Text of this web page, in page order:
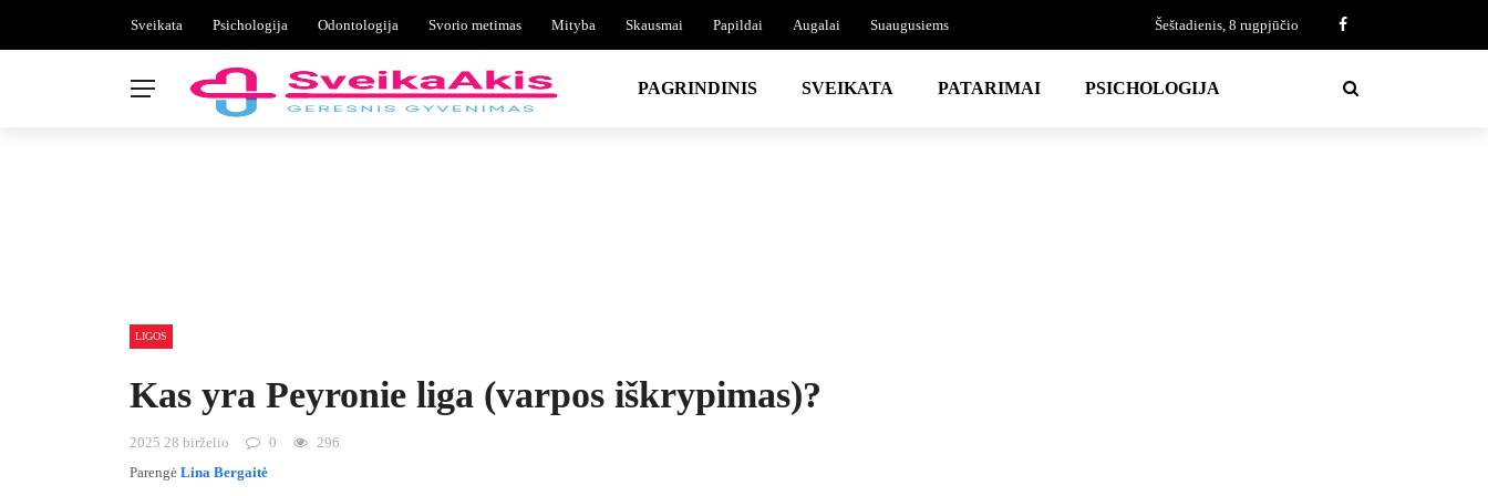
Sveikata Psichologija Odontologija Svorio metimas Mityba Skausmai Papildai Augalai Suaugusiems Šeštadienis, 8 rugpjūčio
PAGRINDINIS SVEIKATA PATARIMAI PSICHOLOGIJA
LIGOS
Kas yra Peyronie liga (varpos iškrypimas)?
2025 28 birželio 0
296
Parengė Lina Bergaitė